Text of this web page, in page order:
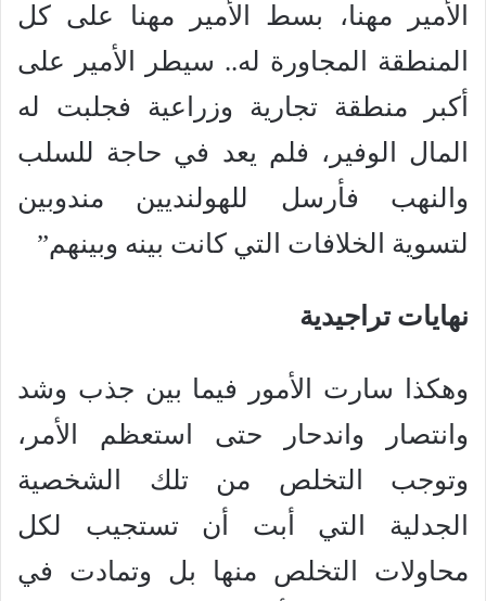
الأمير مهنا، بسط الأمير مهنا على كل
المنطقة المجاورة له.. سيطر الأمير على
أكبر منطقة تجارية وزراعية فجلبت له
المال الوفير، فلم يعد في حاجة للسلب
والنهب فأرسل للهولنديين مندوبين
لتسوية الخلافات التي كانت بينه وبينهم”
نهايات تراجيدية
وهكذا سارت الأمور فيما بين جذب وشد
وانتصار واندحار حتى استعظم الأمر،
وتوجب التخلص من تلك الشخصية
الجدلية التي أبت أن تستجيب لكل
محاولات التخلص منها بل وتمادت في